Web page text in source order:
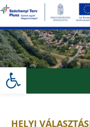
Skip
to
content
Eszköztár
HELYI